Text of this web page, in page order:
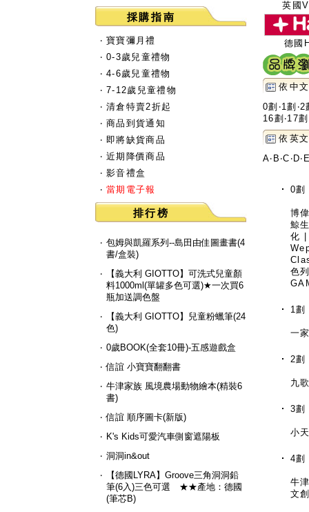
採購指南
‧ 寶寶彌月禮
‧ 0-3歲兒童禮物
‧ 4-6歲兒童禮物
‧ 7-12歲兒童禮物
‧ 清倉特賣2折起
‧ 商品到貨通知
‧ 即將缺貨商品
‧ 近期降價商品
‧ 影音禮盒
‧ 當期電子報
排行榜
‧ 包姆與凱羅系列--島田由佳圖畫書(4
書/盒裝)
‧
【義大利 GIOTTO】可洗式兒童顏
料1000ml(單罐多色可選)★一次買6
瓶加送調色盤
‧
【義大利 GIOTTO】兒童粉蠟筆(24
色)
‧ 0歲BOOK(全套10冊)-五感遊戲盒
‧ 信誼 小寶寶翻翻書
‧ 牛津家族 風境農場動物繪本(精裝6
書)
‧ 信誼 順序圖卡(新版)
‧ K's Kids可愛汽車側窗遮陽板
‧ 洞洞in&out
‧
【德國LYRA】Groove三角洞洞鉛
筆(6入)三色可選 ★★產地：德國
(筆芯B)
英國
德國
依中
0劃 ‧1劃 ‧2
16劃 ‧17劃
依英
A‧ B ‧C ‧ D‧
0劃
博
鯨
化
色
1劃
一
2劃
九
3劃
小
4劃
牛
文